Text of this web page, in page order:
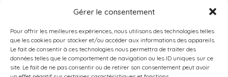
Gérer le consentement
Pour offrir les meilleures expériences, nous utilisons des technologies telles
que les cookies pour stocker et/ou accéder aux informations des appareils.
Le fait de consentir à ces technologies nous permettra de traiter des
données telles que le comportement de navigation ou les ID uniques sur ce
site. Le fait de ne pas consentir ou de retirer son consentement peut avoir
Plainte – service à l’élève
Politique de confidentialité